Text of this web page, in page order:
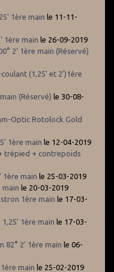
1ère main le 11-11-
1ère main le 26-09-2019
2' 1ère main (Réservé)
(1,25' et 2')1ère
(Réservé) le 30-08-
Optic Rotolock Gold
1ère main le 12-04-2019
trépied + contrepoids
1ère main le 25-03-2019
main le 20-03-2019
1ère main le 17-03-
1,25' 1ère main le 17-03-
82° 2' 1ère main le 06-
main le 25-02-2019